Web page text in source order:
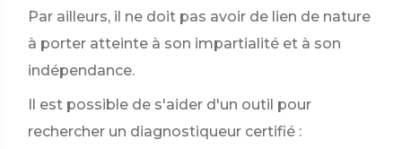
Par ailleurs, il ne doit pas avoir de lien de nature
à porter atteinte à son impartialité et à son
indépendance.
Il est possible de s'aider d'un outil pour
rechercher un diagnostiqueur certifié :